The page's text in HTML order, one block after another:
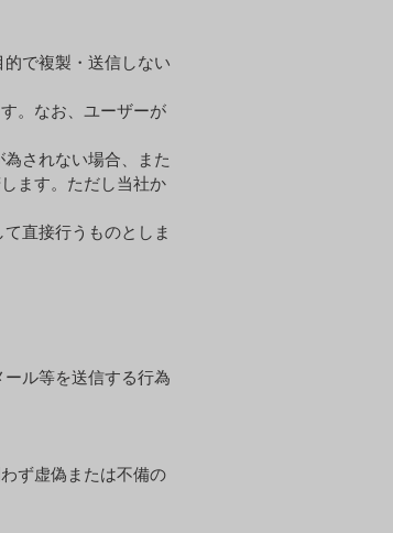
で複製・送信しない
。なお、ユーザーが
されない場合、また
ます。ただし当社か
直接⾏うものとしま
ル等を送信する⾏為
ず虚偽または不備の